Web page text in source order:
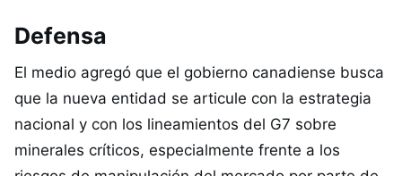
Defensa
El medio agregó que el gobierno canadiense busca
que la nueva entidad se articule con la estrategia
nacional y con los lineamientos del G7 sobre
minerales críticos, especialmente frente a los